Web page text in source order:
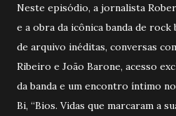
Neste episódio, a jornalista
e a obra da icônica banda de
de arquivo inéditas, conversas
Ribeiro e João Barone, acesso
da banda e um encontro íntimo
Bi, “Bios. Vidas que marcaram a